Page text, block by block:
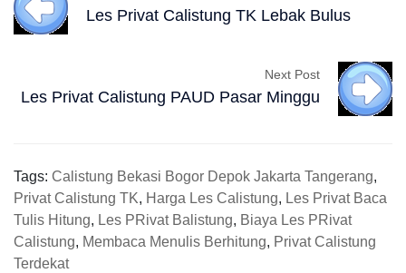
Les Privat Calistung TK Lebak Bulus
Next Post
Les Privat Calistung PAUD Pasar Minggu
Tags: Calistung Bekasi Bogor Depok Jakarta Tangerang,
Privat Calistung TK, Harga Les Calistung, Les Privat Baca
Tulis Hitung, Les PRivat Balistung, Biaya Les PRivat
Calistung, Membaca Menulis Berhitung, Privat Calistung
Terdekat